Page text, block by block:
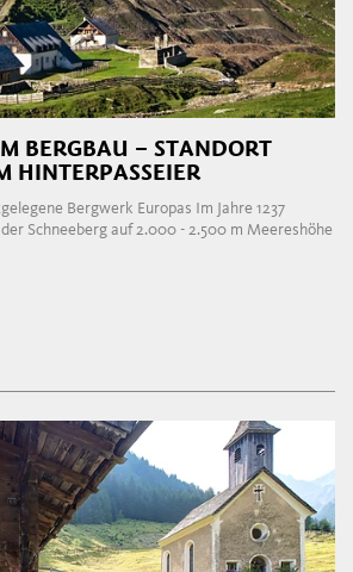
BERGBAU – STANDORT
HINTERPASSEIER
Bergwerk Europas Im Jahre 1237
Schneeberg auf 2.000 - 2.500 m Meereshöhe